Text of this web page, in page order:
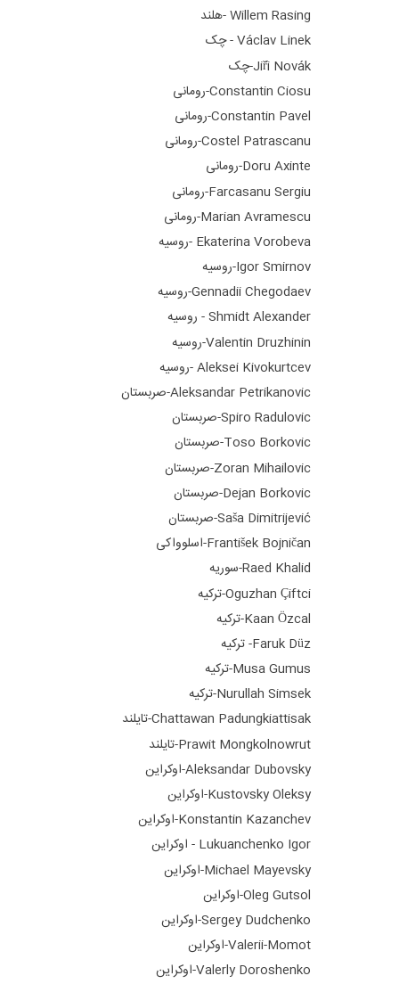
Willem Rasing -هلند
Václav Linek - چک
Jiří Novák-چک
Constantin Ciosu-رومانی
Constantin Pavel-رومانی
Costel Patrascanu-رومانی
Doru Axinte-رومانی
Farcasanu Sergiu-رومانی
Marian Avramescu-رومانی
Ekaterina Vorobeva -روسیه
Igor Smirnov-روسیه
Gennadii Chegodaev-روسیه
Shmidt Alexander - روسیه
Valentin Druzhinin-روسیه
Aleksei Kivokurtcev -روسیه
Aleksandar Petrikanovic-صربستان
Spiro Radulovic-صربستان
Toso Borkovic-صربستان
Zoran Mihailovic-صربستان
Dejan Borkovic-صربستان
Saša Dimitrijević-صربستان
František Bojničan-اسلوواکی
Raed Khalid-سوریه
Oguzhan Çiftci-ترکیه
Kaan Özcal-ترکیه
Faruk Düz- ترکیه
Musa Gumus-ترکیه
Nurullah Simsek-ترکیه
Chattawan Padungkiattisak-تایلند
Prawit Mongkolnowrut-تایلند
Aleksandar Dubovsky-اوکراین
Kustovsky Oleksy-اوکراین
Konstantin Kazanchev-اوکراین
Lukuanchenko Igor - اوکراین
Michael Mayevsky-اوکراین
Oleg Gutsol-اوکراین
Sergey Dudchenko-اوکراین
Valerii-Momot-اوکراین
Valerly Doroshenko-اوکراین